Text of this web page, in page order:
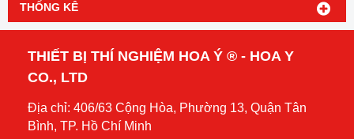
THỐNG KÊ
THIẾT BỊ THÍ NGHIỆM HOA Ý ® - HOA Y
CO., LTD
Địa chỉ: 406/63 Cộng Hòa, Phường 13, Quận Tân
Bình, TP. Hồ Chí Minh